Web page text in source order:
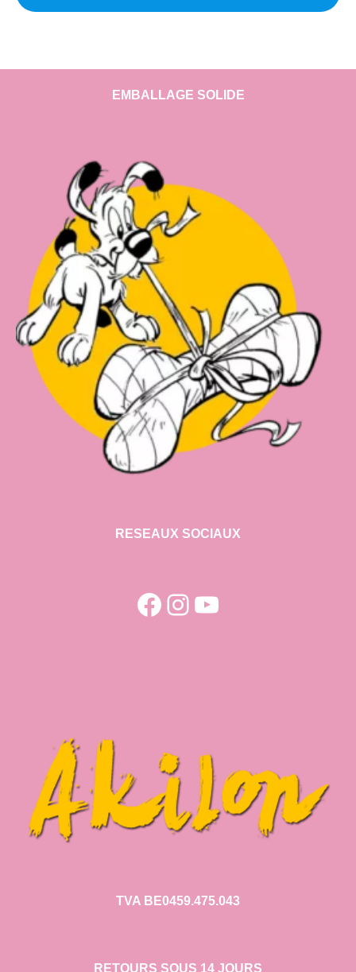
EMBALLAGE SOLIDE
RESEAUX SOCIAUX
Facebook
Instagram
YouTube
TVA BE0459.475.043
RETOURS SOUS 14 JOURS